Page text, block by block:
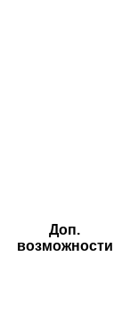
Доп.
возможности